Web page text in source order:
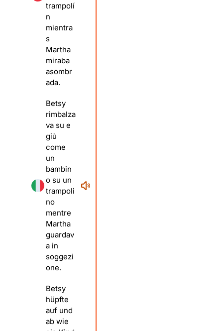
trampolí
n
mientra
s
Martha
miraba
asombr
ada.
Betsy
rimbalza
va su e
giù
come
un
bambin
o su un
trampoli
no
mentre
Martha
guardav
a in
soggezi
one.
Betsy
hüpfte
auf und
ab wie